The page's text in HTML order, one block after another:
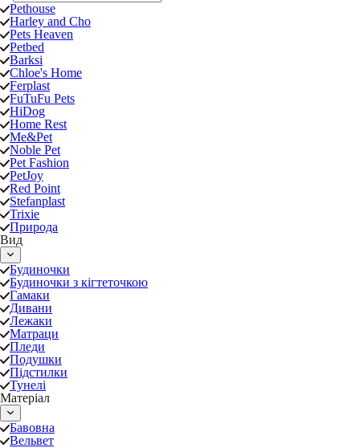
Pethouse
Harley and Cho
Pets Heaven
Petbed
Barksi
Chloe's Home
Ferplast
FuTuFu Pets
HiDog
Home Rest
Me&Pet
Noble Pet
Pet Fashion
PetJoy
Red Point
Stefanplast
Trixie
Природа
Вид
Будиночки
Будиночки з кігтеточкою
Гамаки
Дивани
Лежаки
Матраци
Пледи
Подушки
Підстилки
Тунелі
Матеріал
Бавовна
Вельвет